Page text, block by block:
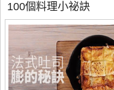
100個料理小祕訣